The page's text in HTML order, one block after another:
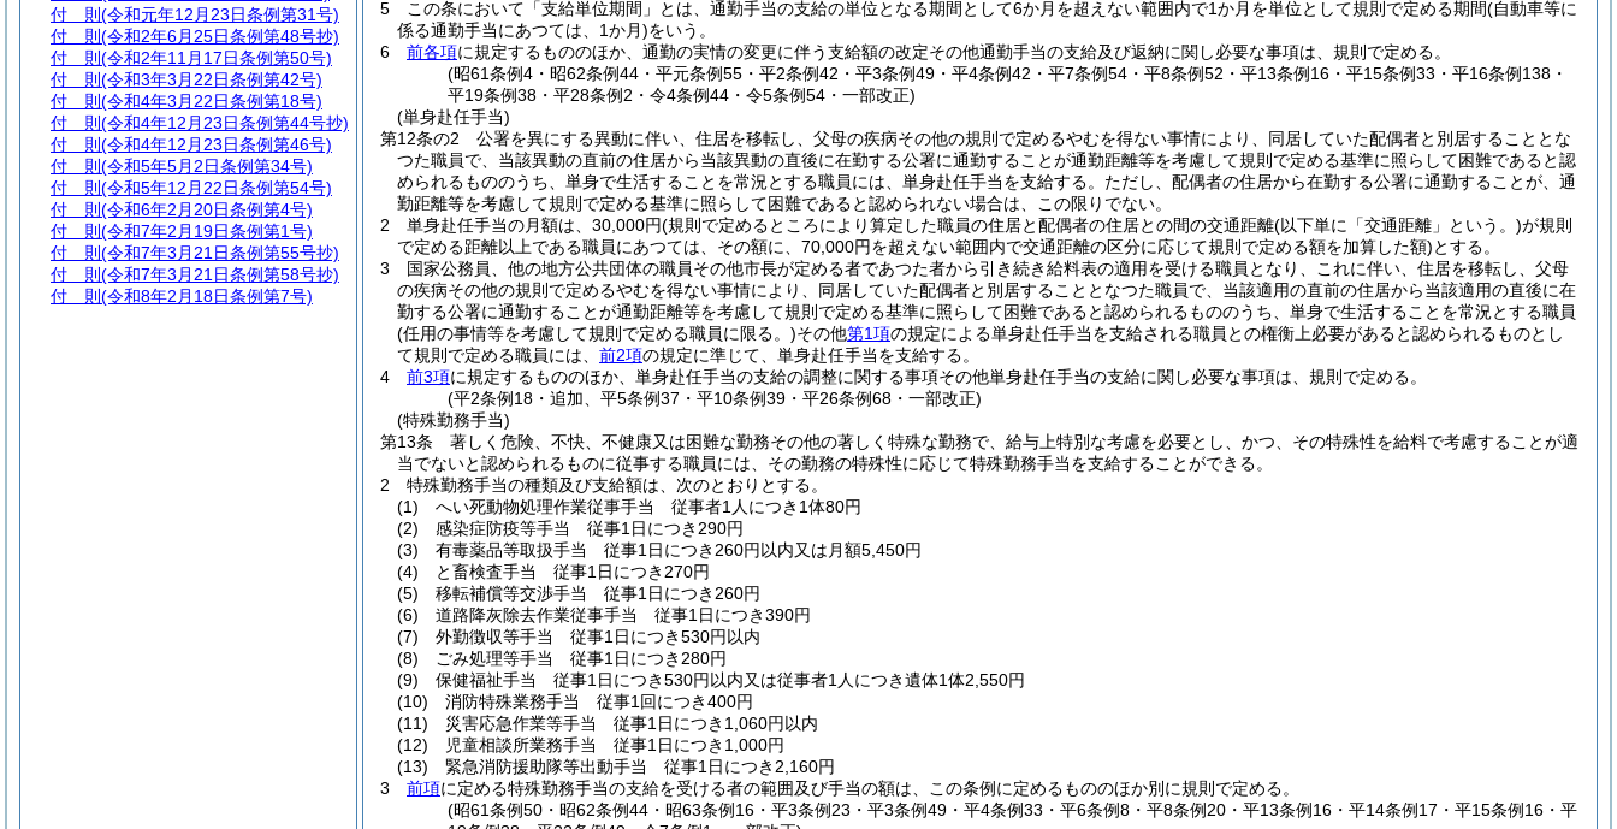
5
この条において「支給単位期間」とは、通勤手当の支給の単位となる期間として6か月を超えない範囲内で1か月を単位として規則で定める期間(自動車等に
係る通勤手当にあつては、1か月)をいう。
6
前各項に規定するもののほか、通勤の実情の変更に伴う支給額の改定その他通勤手当の支給及び返納に関し必要な事項は、規則で定める。
(昭61条例4・昭62条例44・平元条例55・平2条例42・平3条例49・平4条例42・平7条例54・平8条例52・平13条例16・平15条例33・平16条例138・
平19条例38・平28条例2・令4条例44・令5条例54・一部改正)
(単身赴任手当)
第12条の2
公署を異にする異動に伴い、住居を移転し、父母の疾病その他の規則で定めるやむを得ない事情により、同居していた配偶者と別居することとな
つた職員で、当該異動の直前の住居から当該異動の直後に在勤する公署に通勤することが通勤距離等を考慮して規則で定める基準に照らして困難であると認
められるもののうち、単身で生活することを常況とする職員には、単身赴任手当を支給する。 ただし、配偶者の住居から在勤する公署に通勤することが、通
勤距離等を考慮して規則で定める基準に照らして困難であると認められない場合は、この限りでない。
2
単身赴任手当の月額は、30,000円(規則で定めるところにより算定した職員の住居と配偶者の住居との間の交通距離(以下単に「交通距離」という。)が規則
で定める距離以上である職員にあつては、その額に、70,000円を超えない範囲内で交通距離の区分に応じて規則で定める額を加算した額)とする。
3
国家公務員、他の地方公共団体の職員その他市長が定める者であつた者から引き続き給料表の適用を受ける職員となり、これに伴い、住居を移転し、父母
の疾病その他の規則で定めるやむを得ない事情により、同居していた配偶者と別居することとなつた職員で、当該適用の直前の住居から当該適用の直後に在
勤する公署に通勤することが通勤距離等を考慮して規則で定める基準に照らして困難であると認められるもののうち、単身で生活することを常況とする職員
(任用の事情等を考慮して規則で定める職員に限る。)その他第1項の規定による単身赴任手当を支給される職員との権衡上必要があると認められるものとし
て規則で定める職員には、 前2項の規定に準じて、単身赴任手当を支給する。
4
前3項に規定するもののほか、単身赴任手当の支給の調整に関する事項その他単身赴任手当の支給に関し必要な事項は、規則で定める。
(平2条例18・追加、平5条例37・平10条例39・平26条例68・一部改正)
(特殊勤務手当)
第13条
著しく危険、不快、不健康又は困難な勤務その他の著しく特殊な勤務で、給与上特別な考慮を必要とし、かつ、その特殊性を給料で考慮することが適
当でないと認められるものに従事する職員には、その勤務の特殊性に応じて特殊勤務手当を支給することができる。
2
特殊勤務手当の種類及び支給額は、次のとおりとする。
(1)
へい死動物処理作業従事手当 従事者1人につき1体80円
(2)
感染症防疫等手当 従事1日につき290円
(3)
有毒薬品等取扱手当 従事1日につき260円以内又は月額5,450円
(4)
と畜検査手当 従事1日につき270円
(5)
移転補償等交渉手当 従事1日につき260円
(6)
道路降灰除去作業従事手当 従事1日につき390円
(7)
外勤徴収等手当 従事1日につき530円以内
(8)
ごみ処理等手当 従事1日につき280円
(9)
保健福祉手当 従事1日につき530円以内又は従事者1人につき遺体1体2,550円
(10)
消防特殊業務手当 従事1回につき400円
(11)
災害応急作業等手当 従事1日につき1,060円以内
(12)
児童相談所業務手当 従事1日につき1,000円
(13)
緊急消防援助隊等出動手当 従事1日につき2,160円
3
前項に定める特殊勤務手当の支給を受ける者の範囲及び手当の額は、この条例に定めるもののほか別に規則で定める。
(昭61条例50・昭62条例44・昭63条例16・平3条例23・平3条例49・平4条例33・平6条例8・平8条例20・平13条例16・平14条例17・平15条例16・平
付 則 (令和元年12月23日条例第31号)
付 則 (令和2年6月25日条例第48号抄)
付 則 (令和2年11月17日条例第50号)
付 則 (令和3年3月22日条例第42号)
付 則 (令和4年3月22日条例第18号)
付 則 (令和4年12月23日条例第44号抄)
付 則 (令和4年12月23日条例第46号)
付 則 (令和5年5月2日条例第34号)
付 則 (令和5年12月22日条例第54号)
付 則 (令和6年2月20日条例第4号)
付 則 (令和7年2月19日条例第1号)
付 則 (令和7年3月21日条例第55号抄)
付 則 (令和7年3月21日条例第58号抄)
付 則 (令和8年2月18日条例第7号)